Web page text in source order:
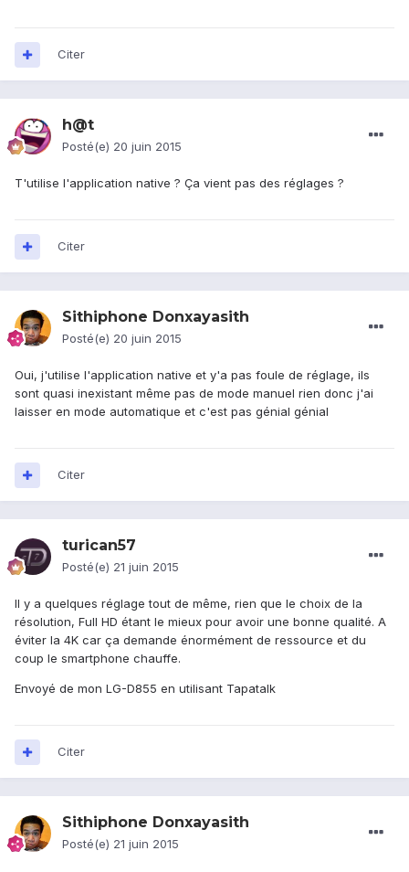
Citer
h@t
Posté(e) 20 juin 2015
T'utilise l'application native ? Ça vient pas des réglages ?
Citer
Sithiphone Donxayasith
Posté(e) 20 juin 2015
Oui, j'utilise l'application native et y'a pas foule de réglage, ils
sont quasi inexistant même pas de mode manuel rien donc j'ai
laisser en mode automatique et c'est pas génial génial
Citer
turican57
Posté(e) 21 juin 2015
Il y a quelques réglage tout de même, rien que le choix de la
résolution, Full HD étant le mieux pour avoir une bonne qualité. A
éviter la 4K car ça demande énormément de ressource et du
coup le smartphone chauffe.
Envoyé de mon LG-D855 en utilisant Tapatalk
Citer
Sithiphone Donxayasith
Posté(e) 21 juin 2015